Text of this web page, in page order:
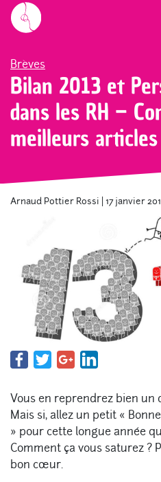
Brèves
Bilan 2013 et
dans les RH –
meilleurs articles
Arnaud Pottier Rossi 17 janvier
Vous en reprendrez bien un
Mais si, allez un petit «
» pour cette longue année
Comment ça vous saturez ?
bon cœur.